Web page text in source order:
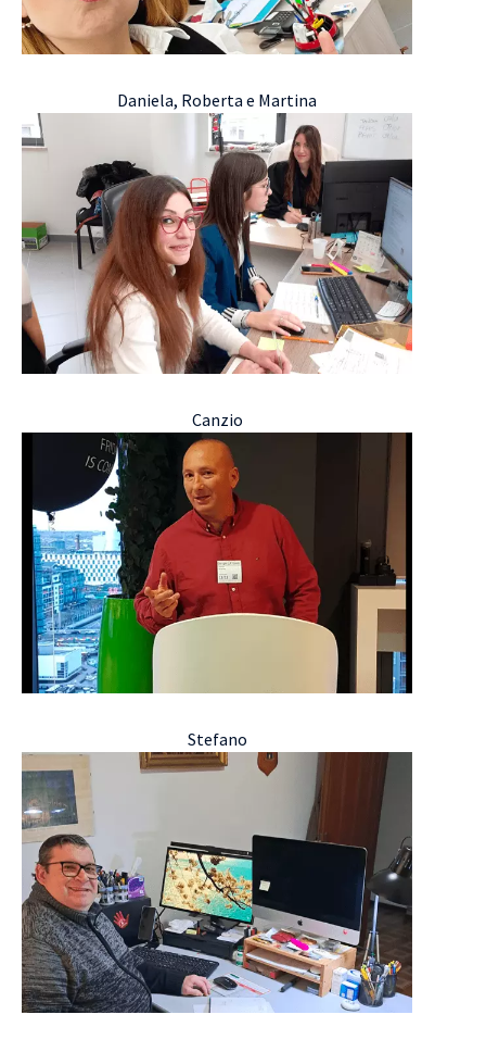
Daniela, Roberta e Martina
Canzio
Stefano